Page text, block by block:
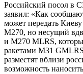
Российский посол в
заявил: «Как
может передать
M270, но несущий
и M270 MLRS,
ракетами М31
разместят вблизи
возможность